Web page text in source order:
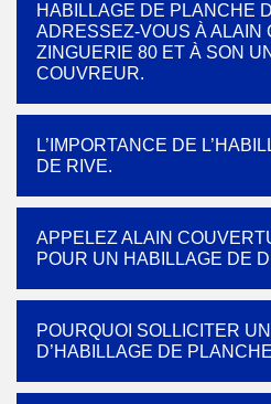
HABILLAGE DE PLANCHE
ADRESSEZ-VOUS À ALAIN
ZINGUERIE 80 ET À SON
COUVREUR.
L’IMPORTANCE DE
DE RIVE.
APPELEZ ALAIN
POUR UN HABILLAGE DE
POURQUOI SOLLICITER
D’HABILLAGE DE